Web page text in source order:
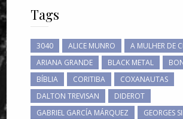
Tags
3040 ALICE MUNRO
A MULHER DE
ARIANA GRANDE
BLACK METAL
BÍBLIA
CORITIBA
COXANAUTAS
DALTON TREVISAN
DIDEROT
GABRIEL GARCÍA MÁRQUEZ
GEORGES